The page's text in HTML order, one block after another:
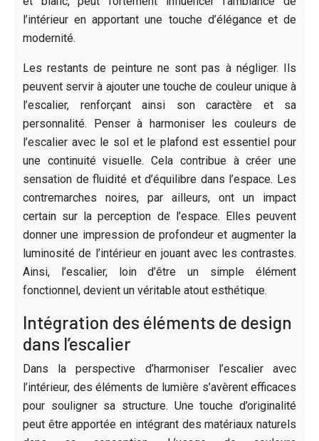
l’intérieur en apportant une touche d’élégance et de
modernité.
Les restants de peinture ne sont pas à négliger. Ils
peuvent servir à ajouter une touche de couleur unique à
l’escalier, renforçant ainsi son caractère et sa
personnalité. Penser à harmoniser les couleurs de
l’escalier avec le sol et le plafond est essentiel pour
une continuité visuelle. Cela contribue à créer une
sensation de fluidité et d’équilibre dans l’espace. Les
contremarches noires, par ailleurs, ont un impact
certain sur la perception de l’espace. Elles peuvent
donner une impression de profondeur et augmenter la
luminosité de l’intérieur en jouant avec les contrastes.
Ainsi, l’escalier, loin d’être un simple élément
fonctionnel, devient un véritable atout esthétique.
Intégration des éléments de design
dans l’escalier
Dans la perspective d’harmoniser l’escalier avec
l’intérieur, des éléments de lumière s’avèrent efficaces
pour souligner sa structure. Une touche d’originalité
peut être apportée en intégrant des matériaux naturels